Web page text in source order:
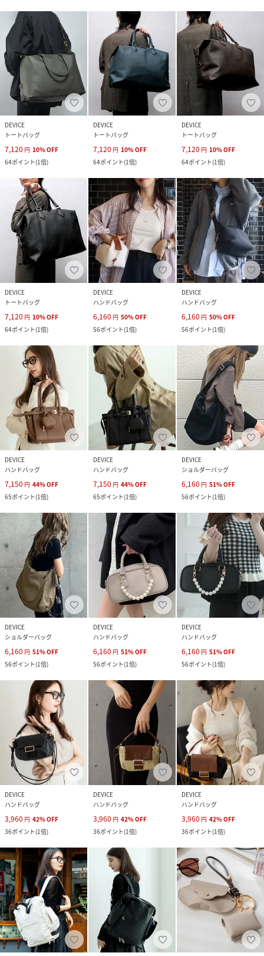
DEVICE
トートバッグ
7,120 円 10%OFF
64ポイント(1倍)
DEVICE
トートバッグ
7,120 円 10%OFF
64ポイント(1倍)
DEVICE
トートバッグ
7,120 円 10%OFF
64ポイント(1倍)
DEVICE
トートバッグ
7,120 円 10%OFF
64ポイント(1倍)
DEVICE
ハンドバッグ
6,160 円 50%OFF
56ポイント(1倍)
DEVICE
ハンドバッグ
6,160 円 50%OFF
56ポイント(1倍)
DEVICE
ハンドバッグ
7,150 円 44%OFF
65ポイント(1倍)
DEVICE
ハンドバッグ
7,150 円 44%OFF
65ポイント(1倍)
DEVICE
ショルダーバッグ
6,160 円 51%OFF
56ポイント(1倍)
DEVICE
ショルダーバッグ
6,160 円 51%OFF
56ポイント(1倍)
DEVICE
ハンドバッグ
6,160 円 51%OFF
56ポイント(1倍)
DEVICE
ハンドバッグ
6,160 円 51%OFF
56ポイント(1倍)
DEVICE
ハンドバッグ
3,960 円 42%OFF
36ポイント(1倍)
DEVICE
ハンドバッグ
3,960 円 42%OFF
36ポイント(1倍)
DEVICE
ハンドバッグ
3,960 円 42%OFF
36ポイント(1倍)